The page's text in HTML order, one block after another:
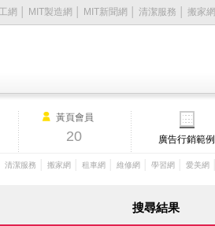
網 MIT製造網 MIT新聞網 清潔服務 搬家網
黃頁會員
20 廣告行銷範例
清潔服務 搬家網 租車網 維修網 學習網 愛美網
搜尋結果